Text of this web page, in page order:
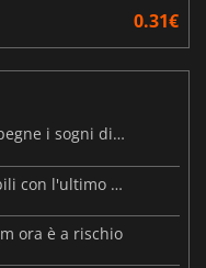
0.31€
Steam Frame: il prezzo trapelato spegne i sogni di un VR economico
Palworld: Sunreach e boss più stabili con l'ultimo update
ora è a rischio